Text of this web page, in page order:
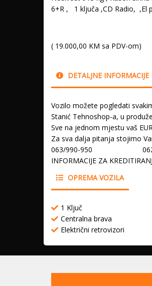
6+R , 1 ključa ,CD Radio, ,El
( 19.000,00 KM sa PDV-om)
DETALJNE INFORMACIJE
Vozilo možete pogledati
Stanić Tehnoshop-a, u
Sve na jednom mjestu vaš
Za sva dalja pitanja stojimo
063/990-950 062/
INFORMACIJE ZA
OPREMA VOZILA
1 Ključ
Centralna brava
Električni retrovizori